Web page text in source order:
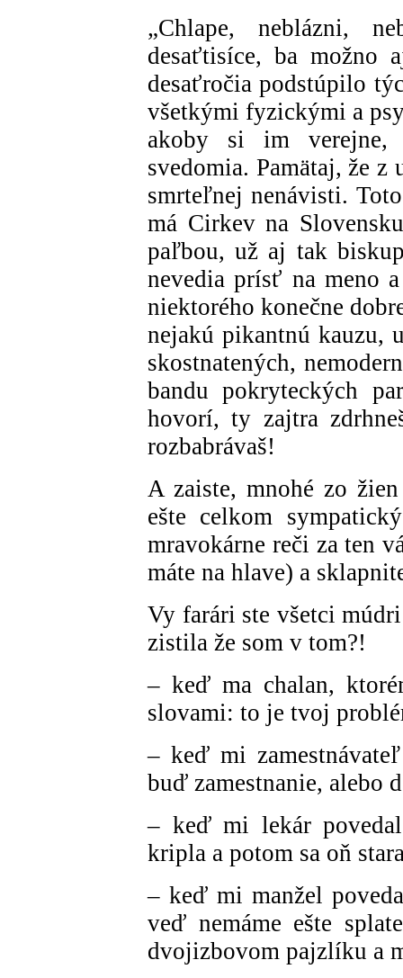
„Chlape, neblázni,
desaťtisíce, ba možno
desaťročia podstúpilo
všetkými fyzickými a
akoby si im verejne,
svedomia. Pamätaj, že
smrteľnej nenávisti.
má Cirkev na
paľbou, už aj tak
nevedia prísť na meno
niektorého konečne
nejakú pikantnú kauzu,
skostnatených,
bandu pokryteckých
hovorí, ty zajtra
rozbabrávaš!
A zaiste, mnohé zo
ešte celkom
mravokárne reči za ten
máte na hlave) a
Vy farári ste všetci
zistila že som v tom?!
– keď ma chalan,
slovami: to je tvoj
– keď mi
buď zamestnanie, alebo
– keď mi lekár
kripla a potom sa oň
– keď mi manžel
veď nemáme ešte
dvojizbovom pajzlíku a